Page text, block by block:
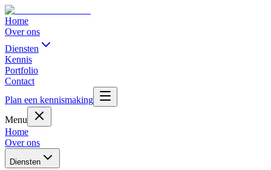
Home
Over ons
Diensten
Kennis
Portfolio
Contact
Plan een kennismaking
Menu
Home
Over ons
Diensten